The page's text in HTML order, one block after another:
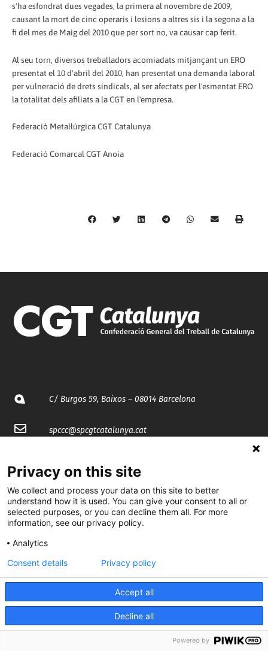
s'ha esfondrat dues vegades, la primera al novembre de 2009,
causant la mort de cinc operaris i lesions a altres sis i la segona a la
fi del mes de Maig del 2010 que per sort no, va causar cap ferit.
Al seu torn, diversos treballadors acomiadats mitjançant un ERO
presentat el 10 d'abril del 2010, han presentat una demanda laboral
per vulneració de drets sindicals, al ser afectats per l'esmentat ERO
la totalitat dels afiliats a la CGT en l'empresa.
Federació Metal·lúrgica CGT Catalunya
Federació Comarcal CGT Anoia
C/ Burgos 59, Baixos – 08014 Barcelona
spccc@spcgtcatalunya.cat
@CGTCatalunya
cgtcatalunya
CGTCatalunya
cgtcatalunya
Desenvolupat per
Privacy on this site
We collect and process your data on this site to better
understand how it is used. You can give your consent to all or
selected purposes, or you can decline them all. For more
information, see our privacy policy.
Analytics
Accept all
Decline all
Consent details Privacy policy
Powered by